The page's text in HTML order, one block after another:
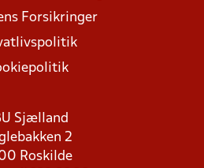
Forsikringer
Sjælland
2
Roskilde